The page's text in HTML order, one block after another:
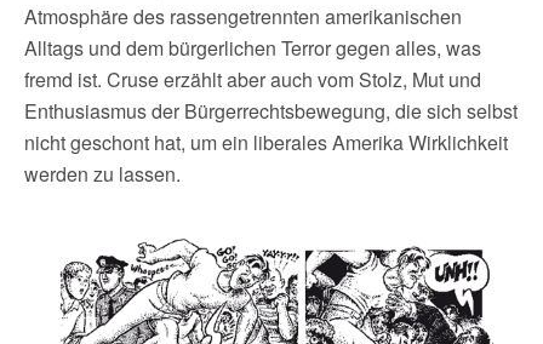
Atmosphäre des rassengetrennten amerikanischen
Alltags und dem bürgerlichen Terror gegen alles, was
fremd ist. Cruse erzählt aber auch vom Stolz, Mut und
Enthusiasmus der Bürgerrechtsbewegung, die sich selbst
nicht geschont hat, um ein liberales Amerika Wirklichkeit
werden zu lassen.